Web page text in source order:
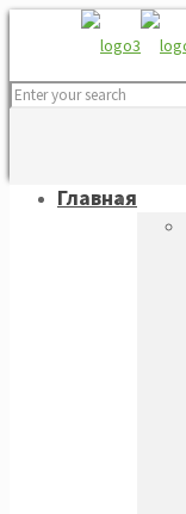
Главная